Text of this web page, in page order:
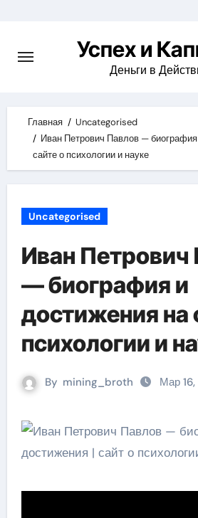
content
Успех и
Деньги в
Главная
Uncategorised
Иван Петрович Павлов —
сайте о психологии и науке
Uncategorised
Иван Петрович
— биография и
достижения на
психологии и
By mining_broth Мар